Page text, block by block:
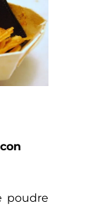
poudre